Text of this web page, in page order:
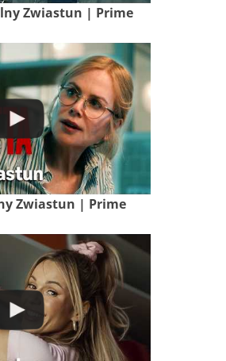
Zwiastun | Prime
Zwiastun | Prime